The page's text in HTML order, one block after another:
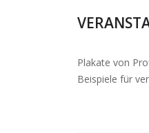
Plakate von
Beispiele für